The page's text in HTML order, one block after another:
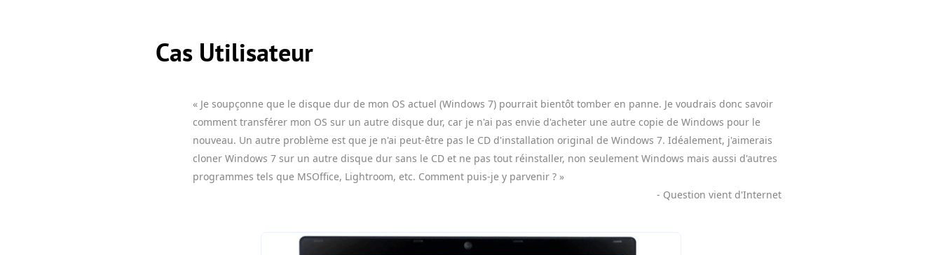
Cas Utilisateur
« Je soupçonne que le disque dur de mon OS actuel (Windows 7) pourrait bientôt tomber en panne. Je voudrais donc savoir
comment transférer mon OS sur un autre disque dur, car je n'ai pas envie d'acheter une autre copie de Windows pour le
nouveau. Un autre problème est que je n'ai peut-être pas le CD d'installation original de Windows 7. Idéalement, j'aimerais
cloner Windows 7 sur un autre disque dur sans le CD et ne pas tout réinstaller, non seulement Windows mais aussi d'autres
programmes tels que MSOffice, Lightroom, etc. Comment puis-je y parvenir ? »
- Question vient d'Internet